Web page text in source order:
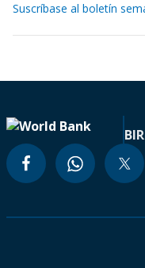
Suscríbase al boletín